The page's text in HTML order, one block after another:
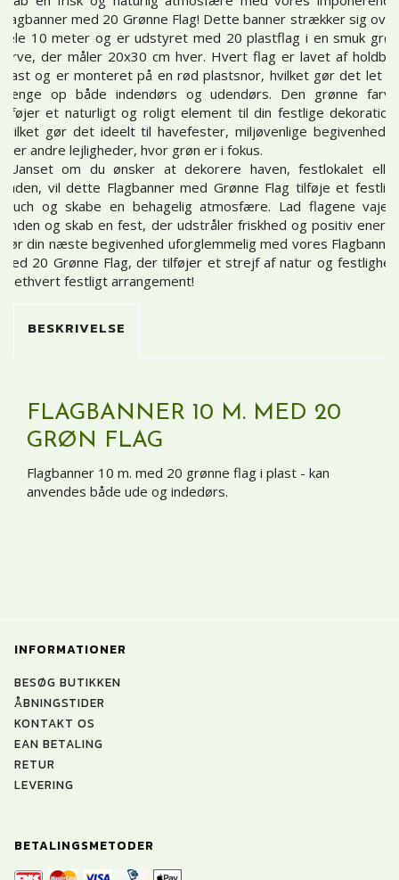
Flagbanner med 20 Grønne Flag! Dette banner strækker sig over
hele 10 meter og er udstyret med 20 plastflag i en smuk grøn
farve, der måler 20x30 cm hver. Hvert flag er lavet af holdbar
plast og er monteret på en rød plastsnor, hvilket gør det let at
hænge op både indendørs og udendørs. Den grønne farve
tilføjer et naturligt og roligt element til din festlige dekoration,
hvilket gør det ideelt til havefester, miljøvenlige begivenheder
eller andre lejligheder, hvor grøn er i fokus.
Uanset om du ønsker at dekorere haven, festlokalet eller
gaden, vil dette Flagbanner med Grønne Flag tilføje et festligt
touch og skabe en behagelig atmosfære. Lad flagene vaje i
vinden og skab en fest, der udstråler friskhed og positiv energi.
Gør din næste begivenhed uforglemmelig med vores Flagbanner
med 20 Grønne Flag, der tilføjer et strejf af natur og festlighed
til ethvert festligt arrangement!
BESKRIVELSE
FLAGBANNER 10 M. MED 20
GRØN FLAG
Flagbanner 10 m. med 20 grønne flag i plast - kan
anvendes både ude og indedørs.
INFORMATIONER
BESØG BUTIKKEN
ÅBNINGSTIDER
KONTAKT OS
EAN BETALING
RETUR
LEVERING
BETALINGSMETODER